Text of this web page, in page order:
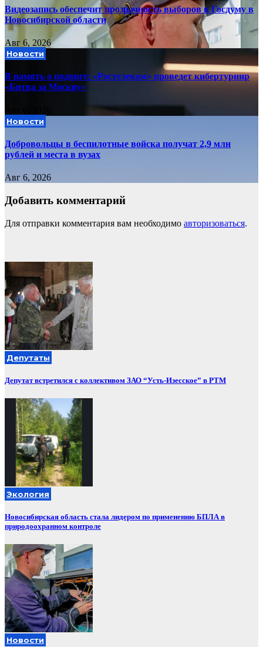
Видеозапись обеспечит прозрачность выборов в Госдуму в
Новосибирской области
Авг 6, 2026
Новости
В память о подвиге: «Ростелеком» проведет кибертурнир
«Битва за Москву»
Новости
Добровольцы в беспилотные войска получат 2,9 млн
рублей и места в вузах
Авг 6, 2026
Добавить комментарий
Для отправки комментария вам необходимо авторизоваться.
Депутаты
Депутат встретился с коллективом ЗАО “Усть-Изесское” в РТМ
Экология
Новосибирская область стала лидером по применению БПЛА в
природоохранном контроле
Новости